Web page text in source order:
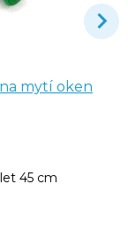
mytí oken
45 cm